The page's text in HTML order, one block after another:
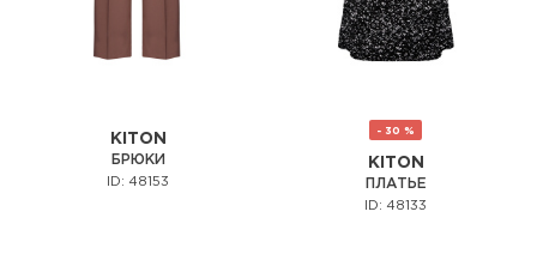
KITON
БРЮКИ
ID: 48153
- 30 %
KITON
ПЛАТЬЕ
ID: 48133